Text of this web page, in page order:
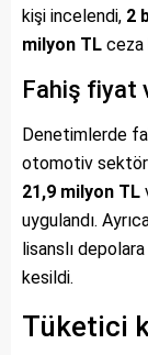
kişi incelendi, 2
milyon TL ceza
Fahiş fiyat
Denetimlerde
otomotiv
21,9 milyon TL
uygulandı.
lisanslı
kesildi.
Tüketici